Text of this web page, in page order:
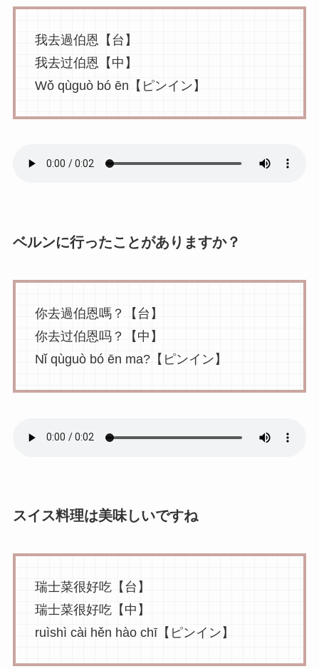
我去過伯恩【台】
我去过伯恩【中】
Wǒ qùguò bó ēn【ピンイン】
ベルンに行ったことがありますか？
你去過伯恩嗎？【台】
你去过伯恩吗？【中】
Nǐ qùguò bó ēn ma?【ピンイン】
スイス料理は美味しいですね
瑞士菜很好吃【台】
瑞士菜很好吃【中】
ruìshì cài hěn hào chī【ピンイン】